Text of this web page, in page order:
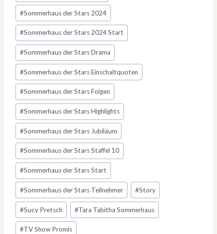
#Sommerhaus der Stars 2024
#Sommerhaus der Stars 2024 Start
#Sommerhaus der Stars Drama
#Sommerhaus der Stars Einschaltquoten
#Sommerhaus der Stars Folgen
#Sommerhaus der Stars Highlights
#Sommerhaus der Stars Jubiläum
#Sommerhaus der Stars Staffel 10
#Sommerhaus der Stars Start
#Sommerhaus der Stars Teilnehmer #Story
#Sucy Pretsch #Tara Tabitha Sommerhaus
#TV Show Promis